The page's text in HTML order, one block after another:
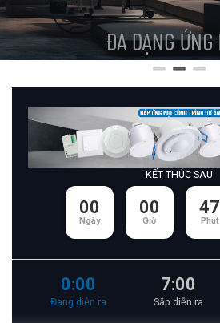
KẾT THÚC SAU
00
Ngày
00
Giờ
47
Phút
0:00
Đang diễn ra
7:00
Sắp diễn ra